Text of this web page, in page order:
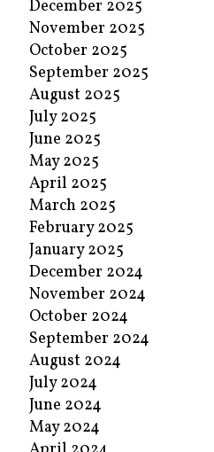
December 2025
November 2025
October 2025
September 2025
August 2025
July 2025
June 2025
May 2025
April 2025
March 2025
February 2025
January 2025
December 2024
November 2024
October 2024
September 2024
August 2024
July 2024
June 2024
May 2024